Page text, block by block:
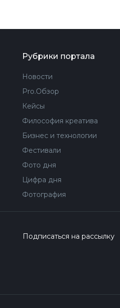
Рубрики портала
Новости
Pro.Обзор
Кейсы
Философия креатива
Бизнес и технологии
Фестивали
Фото дня
Цифра дня
Фотография
Подписаться на рассылку